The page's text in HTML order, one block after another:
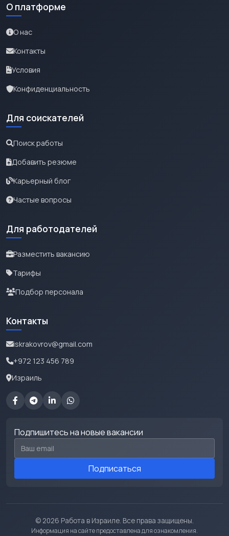
О платформе
О нас
Контакты
Условия
Конфиденциальность
Для соискателей
Поиск работы
Добавить резюме
Карьерный блог
Частые вопросы
Для работодателей
Разместить вакансию
Тарифы
Подбор персонала
Контакты
iskrakovrov@gmail.com
+972 123 456 789
Израиль
Подпишитесь на новые вакансии
Email для подписки
Подписаться
© 2026 Работа в Израиле. Все права защищены.
Информация на сайте предоставлена для ознакомления.